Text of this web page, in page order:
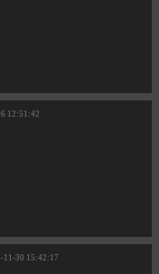
12:51:42
11-30 15:42:17